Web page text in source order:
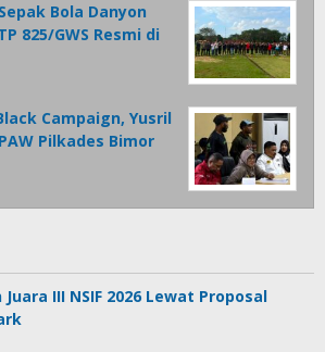
Bola Danyon
825/GWS Resmi di
Campaign, Yusril
Pilkades Bimor
III NSIF 2026 Lewat Proposal